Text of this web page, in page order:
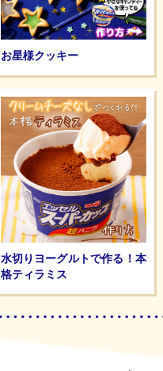
お星様クッキー
水切りヨーグルトで作る！本
格ティラミス